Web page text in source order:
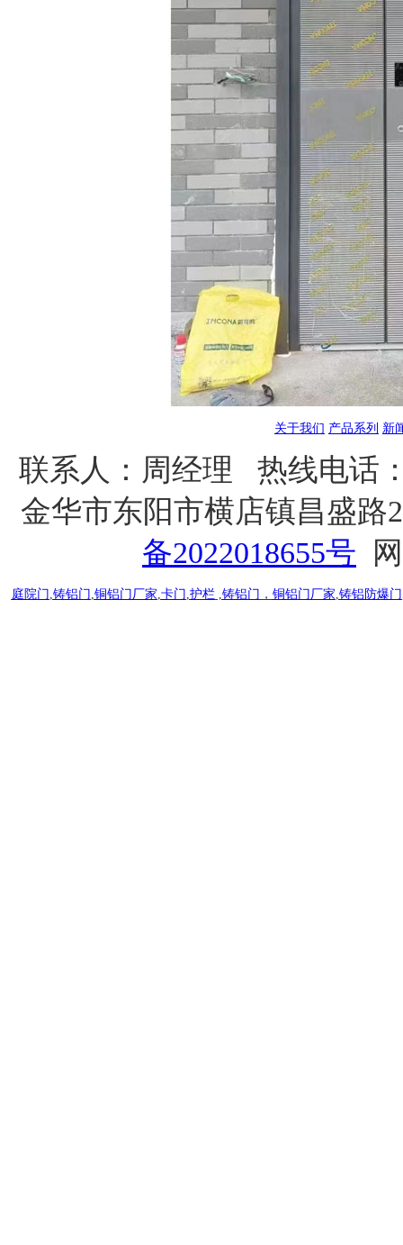
关于我们 产品系列 新
联系人： 周经理
热线电话
金华市东阳市横店镇昌盛
备2022018655号
庭院门 ,铸铝门 ,铜铝门厂家,卡门 ,护栏,铸铝门 ， 铜铝门厂家,铸铝防爆门